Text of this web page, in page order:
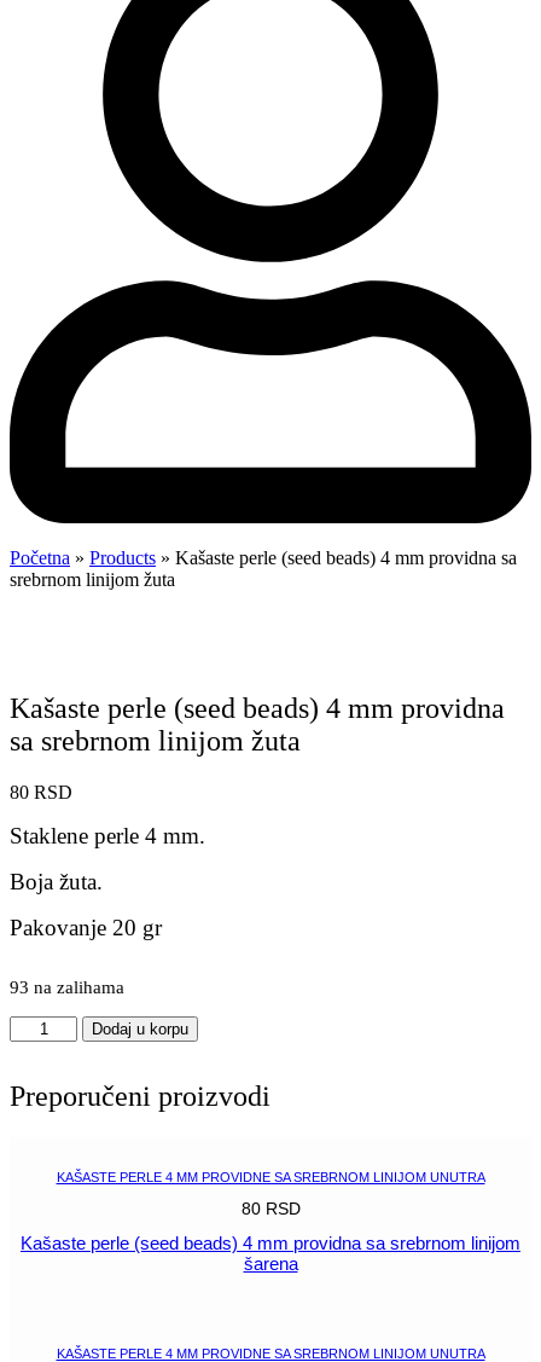
Početna » Products » Kašaste perle (seed beads) 4 mm providna sa
srebrnom linijom žuta
Kašaste perle (seed beads) 4 mm providna
sa srebrnom linijom žuta
80 RSD
Staklene perle 4 mm.
Boja žuta.
Pakovanje 20 gr
93 na zalihama
Kašaste
perle
beads)
4
žuta
Dodaj u korpu
Preporučeni proizvodi
KAŠASTE PERLE 4 MM PROVIDNE SA SREBRNOM LINIJOM UNUTRA
80 RSD
Kašaste perle (seed beads) 4 mm providna sa srebrnom linijom
šarena
KAŠASTE PERLE 4 MM PROVIDNE SA SREBRNOM LINIJOM UNUTRA